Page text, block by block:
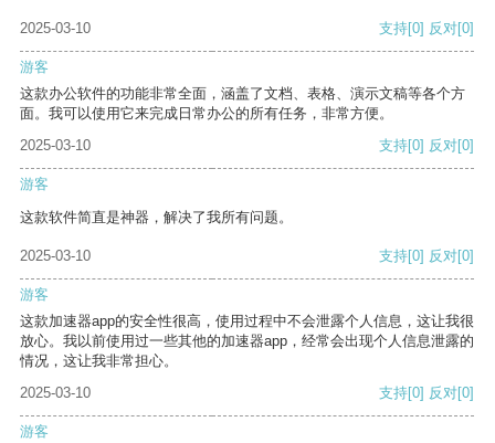
2025-03-10 支持[0] 反对[0]
游客
这款办公软件的功能非常全面，涵盖了文档、表格、演示文稿等各个方
面。我可以使用它来完成日常办公的所有任务，非常方便。
2025-03-10
支持[0] 反对[0]
游客
这款软件简直是神器，解决了我所有问题。
2025-03-10 支持[0] 反对[0]
游客
这款加速器app的安全性很高，使用过程中不会泄露个人信息，这让我很
放心。我以前使用过一些其他的加速器app，经常会出现个人信息泄露的
情况，这让我非常担心。
2025-03-10
支持[0] 反对[0]
游客